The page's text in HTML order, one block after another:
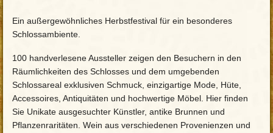
Ein außergewöhnliches Herbstfestival für ein besonderes
Schlossambiente.
100 handverlesene Aussteller zeigen den Besuchern in den
Räumlichkeiten des Schlosses und dem umgebenden
Schlossareal exklusiven Schmuck, einzigartige Mode, Hüte,
Accessoires, Antiquitäten und hochwertige Möbel. Hier finden
Sie Unikate ausgesuchter Künstler, antike Brunnen und
Pflanzenraritäten. Wein aus verschiedenen Provenienzen und